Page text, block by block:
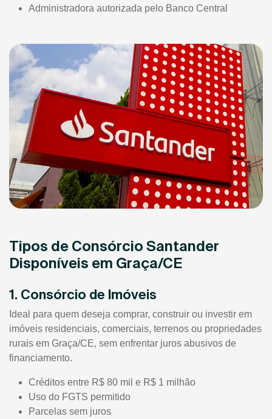
Administradora autorizada pelo Banco Central
Tipos de Consórcio Santander
Disponíveis em Graça/CE
1. Consórcio de Imóveis
Ideal para quem deseja comprar, construir ou investir em
imóveis residenciais, comerciais, terrenos ou propriedades
rurais em Graça/CE, sem enfrentar juros abusivos de
financiamento.
Créditos entre R$ 80 mil e R$ 1 milhão
Uso do FGTS permitido
Parcelas sem juros